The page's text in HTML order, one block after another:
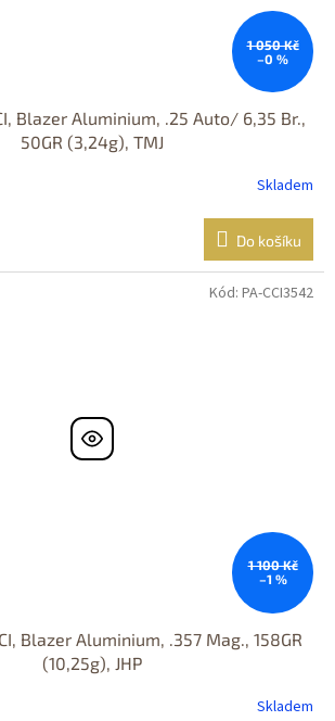
1 050 Kč
–0 %
Blazer Aluminium, .25 Auto/ 6,35 Br.,
50GR (3,24g), TMJ
Skladem
Do košíku
1 100 Kč
–1 %
Blazer Aluminium, .357 Mag., 158GR
(10,25g), JHP
Skladem
Kód: PA-CCI3542